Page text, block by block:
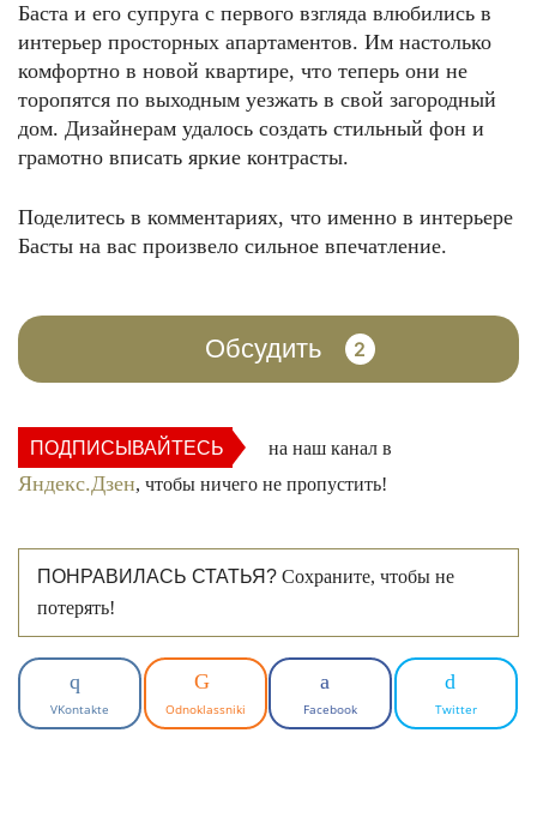
Баста и его супруга с первого взгляда влюбились в
интерьер просторных апартаментов. Им настолько
комфортно в новой квартире, что теперь они не
торопятся по выходным уезжать в свой загородный
дом. Дизайнерам удалось создать стильный фон и
грамотно вписать яркие контрасты.
Поделитесь в комментариях, что именно в интерьере
Басты на вас произвело сильное впечатление.
Обсудить 2
ПОДПИСЫВАЙТЕСЬ на наш канал в
Яндекс.Дзен, чтобы ничего не пропустить!
ПОНРАВИЛАСЬ СТАТЬЯ? Сохраните, чтобы не
потерять!
VKontakte Odnoklassniki Facebook Twitter